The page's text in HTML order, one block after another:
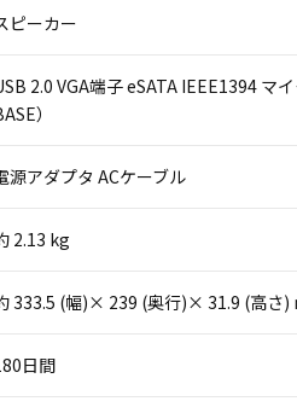
ピーカー
2.0 VGA端子 eSATA IEEE1394
）
源アダプタ ACケーブル
2.13 kg
333.5 (幅)× 239 (奥行)× 31.9 (高さ)
日間